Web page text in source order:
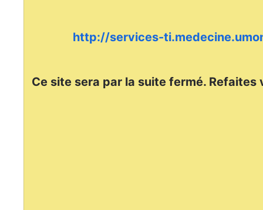
http://services-
Ce site sera par la suite fermé. Refaites